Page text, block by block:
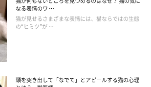
ます。のどを鳴らすのは子猫が親猫に甘え
現”ともいわれるので、飼い主さんにそんな
かもしれません。
なる表情のワ …
猫が見せるさまざまな表情には、猫ならではの生態
の“ヒミツ”が …
頭を突き出して「なでて」とアピールする猫の心理